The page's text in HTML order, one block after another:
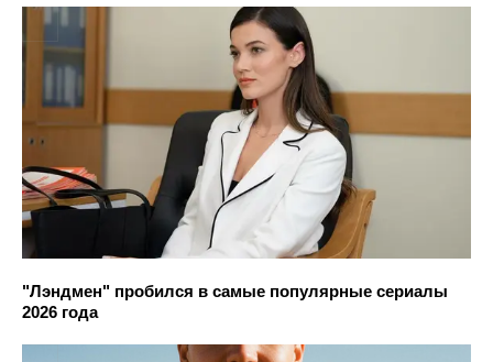
"Лэндмен" пробился в самые популярные сериалы
2026 года